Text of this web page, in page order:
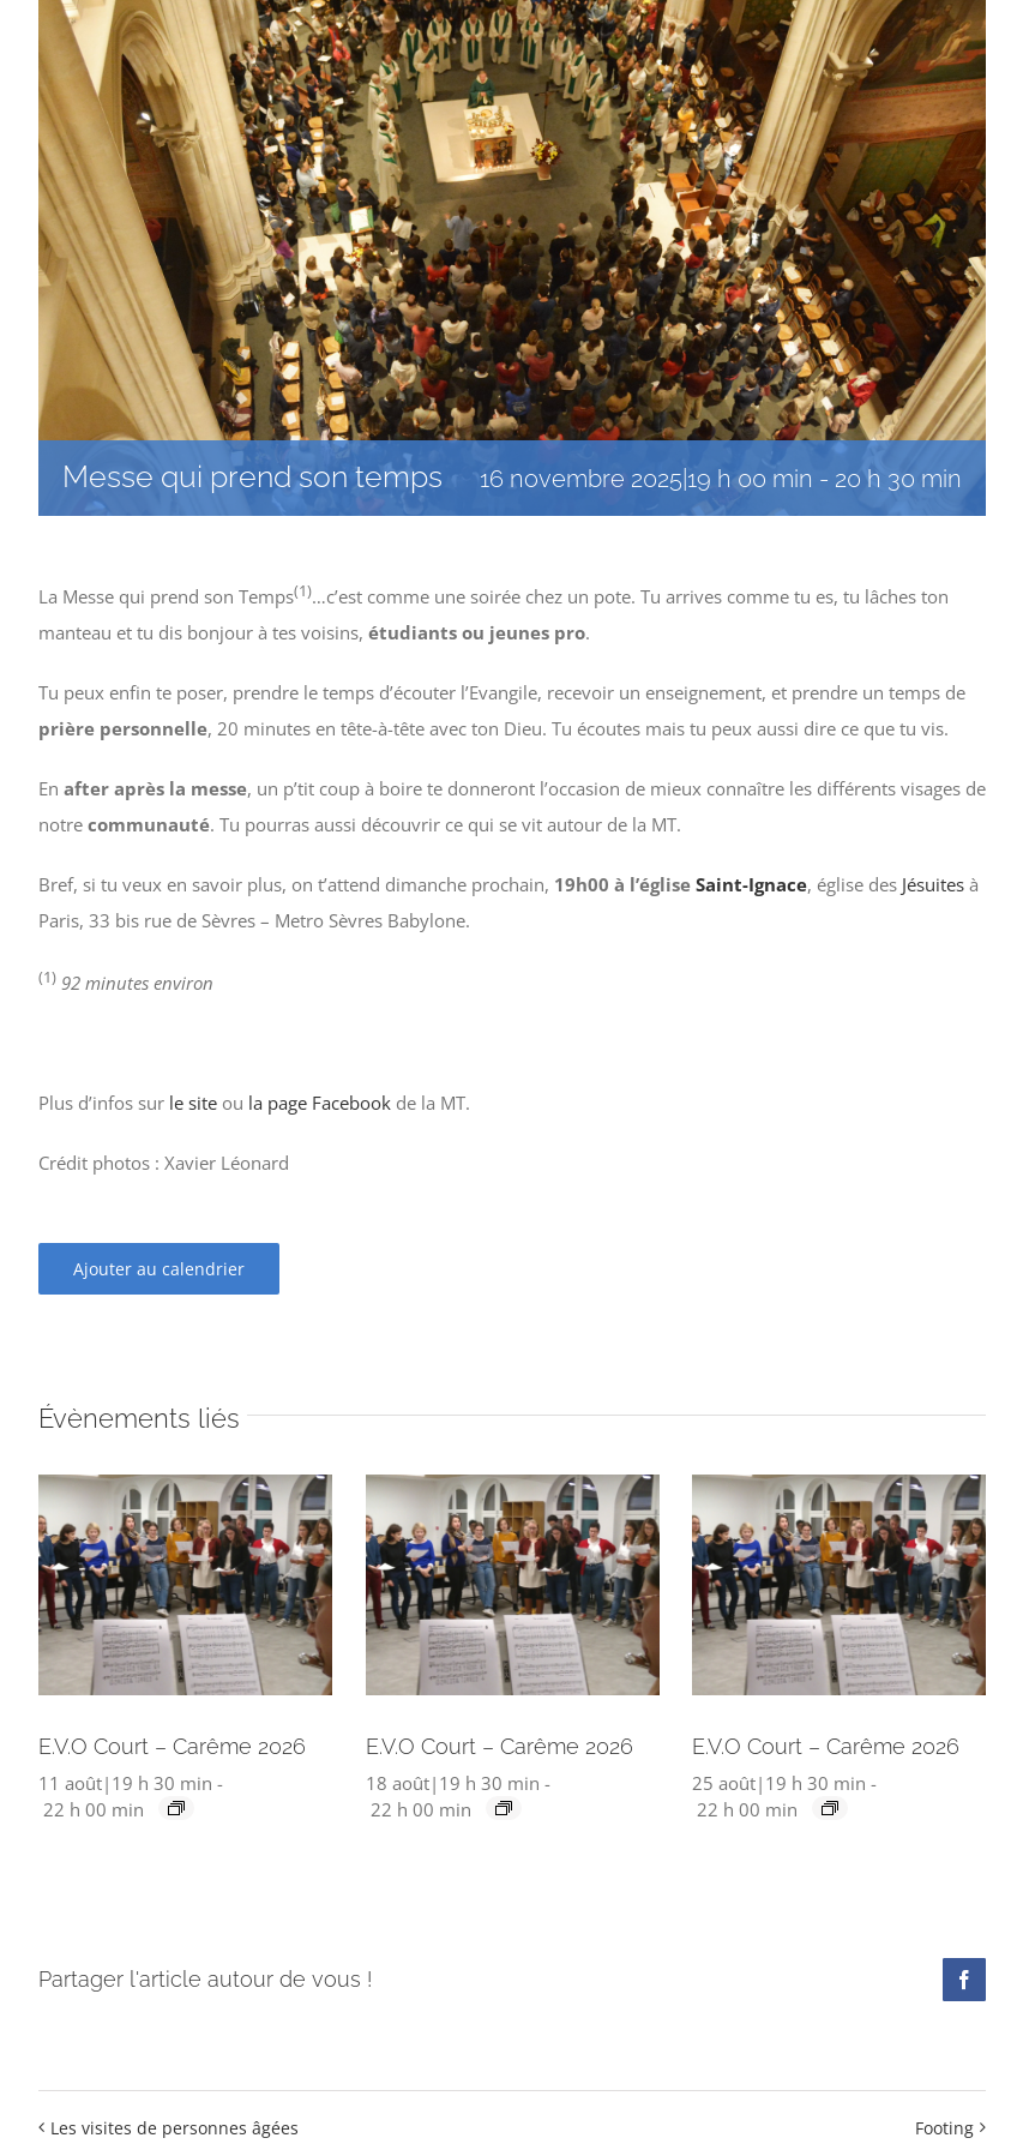
Messe qui prend son temps 16 novembre 2025|19 h 00 min - 20 h 30 min
La Messe qui prend son Temps(1)…c’est comme une soirée chez un pote. Tu arrives comme tu es, tu lâches ton
manteau et tu dis bonjour à tes voisins, étudiants ou jeunes pro.
Tu peux enfin te poser, prendre le temps d’écouter l’Evangile, recevoir un enseignement, et prendre un temps de
prière personnelle, 20 minutes en tête-à-tête avec ton Dieu. Tu écoutes mais tu peux aussi dire ce que tu vis.
En after après la messe, un p’tit coup à boire te donneront l’occasion de mieux connaître les différents visages de
notre communauté. Tu pourras aussi découvrir ce qui se vit autour de la MT.
Bref, si tu veux en savoir plus, on t’attend dimanche prochain, 19h00 à l’église Saint-Ignace, église des Jésuites à
Paris, 33 bis rue de Sèvres – Metro Sèvres Babylone.
(1) 92 minutes environ
Plus d’infos sur le site ou la page Facebook de la MT.
Crédit photos : Xavier Léonard
Ajouter au calendrier
Évènements liés
E.V.O Court – Carême 2026
11 août|19 h 30 min -
22 h 00 min
E.V.O Court – Carême 2026
18 août|19 h 30 min -
22 h 00 min
E.V.O Court – Carême 2026
25 août|19 h 30 min -
22 h 00 min
Partager l'article autour de vous ! Facebook
Les visites de personnes âgées Footing